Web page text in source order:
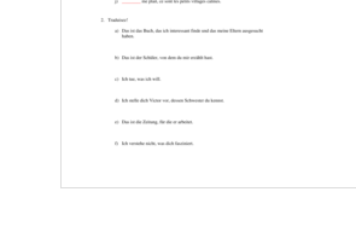
h) Il est possible que ... ~ Es ist möglich, dass...../
k) Il paraît que...~ Es scheint, dass...